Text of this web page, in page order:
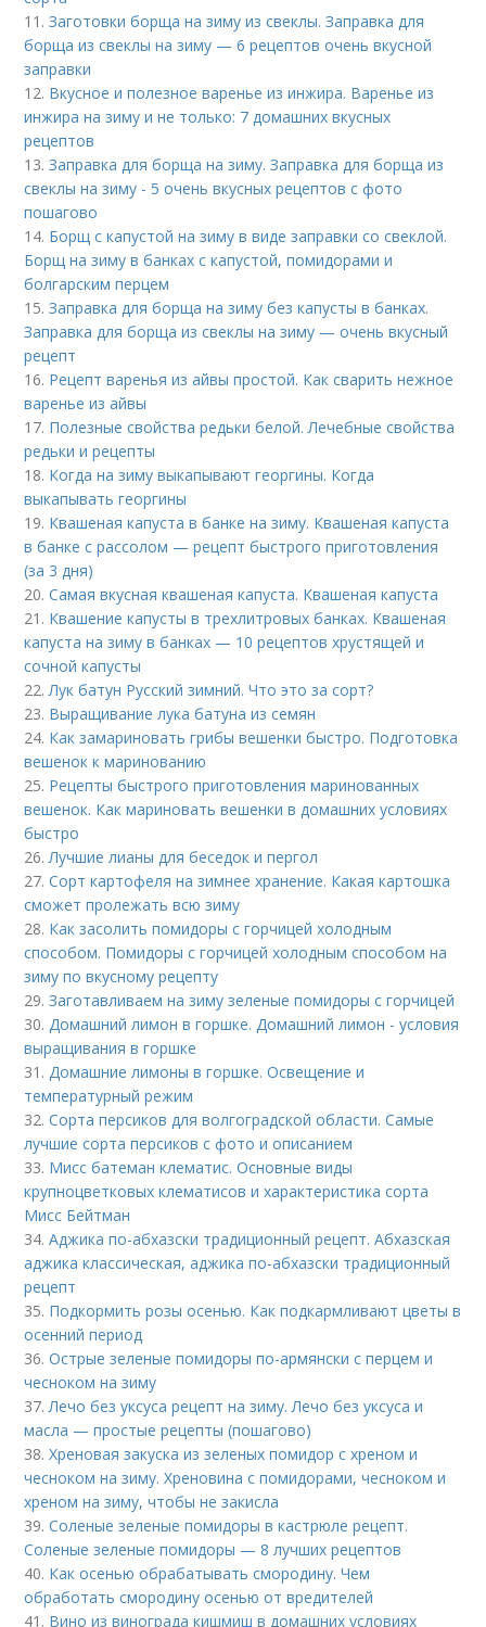
11.Заготовки борща на зиму из свеклы. Заправка для
борща из свеклы на зиму — 6 рецептов очень вкусной
заправки
12. Вкусное и полезное варенье из инжира. Варенье из
инжира на зиму и не только: 7 домашних вкусных
рецептов
13.Заправка для борща на зиму. Заправка для борща из
свеклы на зиму - 5 очень вкусных рецептов с фото
пошагово
14. Борщ с капустой на зиму в виде заправки со свеклой.
Борщ на зиму в банках с капустой, помидорами и
болгарским перцем
15.Заправка для борща на зиму без капусты в банках.
Заправка для борща из свеклы на зиму — очень вкусный
рецепт
16. Рецепт варенья из айвы простой. Как сварить нежное
варенье из айвы
17. Полезные свойства редьки белой. Лечебные свойства
редьки и рецепты
18. Когда на зиму выкапывают георгины. Когда
выкапывать георгины
19. Квашеная капуста в банке на зиму. Квашеная капуста
в банке с рассолом — рецепт быстрого приготовления
(за 3 дня)
20.Самая вкусная квашеная капуста. Квашеная капуста
21. Квашение капусты в трехлитровых банках. Квашеная
капуста на зиму в банках — 10 рецептов хрустящей и
сочной капусты
22.Лук батун Русский зимний. Что это за сорт?
23. Выращивание лука батуна из семян
24. Как замариновать грибы вешенки быстро. Подготовка
вешенок к маринованию
25. Рецепты быстрого приготовления маринованных
вешенок. Как мариновать вешенки в домашних условиях
быстро
26.Лучшие лианы для беседок и пергол
27.Сорт картофеля на зимнее хранение. Какая картошка
сможет пролежать всю зиму
28. Как засолить помидоры с горчицей холодным
способом. Помидоры с горчицей холодным способом на
зиму по вкусному рецепту
29.Заготавливаем на зиму зеленые помидоры с горчицей
30.Домашний лимон в горшке. Домашний лимон - условия
выращивания в горшке
31.Домашние лимоны в горшке. Освещение и
температурный режим
32.Сорта персиков для волгоградской области. Самые
лучшие сорта персиков с фото и описанием
33. Мисс батеман клематис. Основные виды
крупноцветковых клематисов и характеристика сорта
Мисс Бейтман
34.Аджика по-абхазски традиционный рецепт. Абхазская
аджика классическая, аджика по-абхазски традиционный
рецепт
35. Подкормить розы осенью. Как подкармливают цветы в
осенний период
36.Острые зеленые помидоры по-армянски с перцем и
чесноком на зиму
37.Лечо без уксуса рецепт на зиму. Лечо без уксуса и
масла — простые рецепты (пошагово)
38.Хреновая закуска из зеленых помидор с хреном и
чесноком на зиму. Хреновина с помидорами, чесноком и
хреном на зиму, чтобы не закисла
39.Соленые зеленые помидоры в кастрюле рецепт.
Соленые зеленые помидоры — 8 лучших рецептов
40. Как осенью обрабатывать смородину. Чем
обработать смородину осенью от вредителей
41. Вино из винограда кишмиш в домашних условиях